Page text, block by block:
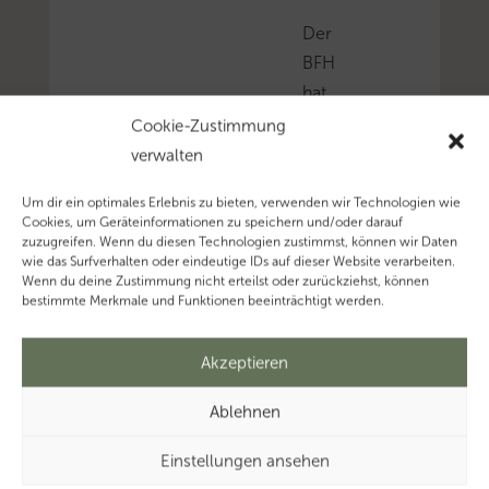
Cookie-Zustimmung
verwalten
Um dir ein optimales Erlebnis zu bieten, verwenden wir Technologien wie
Cookies, um Geräteinformationen zu speichern und/oder darauf
zuzugreifen. Wenn du diesen Technologien zustimmst, können wir Daten
wie das Surfverhalten oder eindeutige IDs auf dieser Website verarbeiten.
Wenn du deine Zustimmung nicht erteilst oder zurückziehst, können
bestimmte Merkmale und Funktionen beeinträchtigt werden.
Akzeptieren
Ablehnen
Einstellungen ansehen
Der
BFH
hat
ursprünglich
im
Betrieb
einer
und